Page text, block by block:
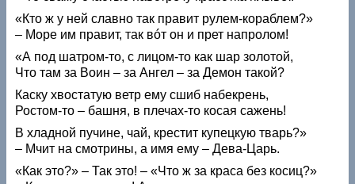
«Кто ж у ней славно так правит рулем-кораблем?»
– Море им правит, так вóт он и прет напролом!
«А под шатром-то, с лицом-то как шар золотой,
Что там за Воин – за Ангел – за Демон такой?
Каску хвостатую ветр ему сшиб набекрень,
Ростом-то – башня, в плечах-то косая сажень!
В хладной пучине, чай, крестит купецкую тварь?»
– Мчит на смотрины, а имя ему – Дева-Царь.
«Как это?» – Так это! – «Что ж за краса без косиц?»